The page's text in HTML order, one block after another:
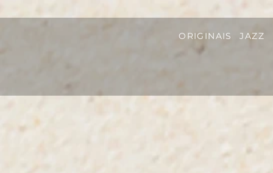
ORIGINAIS JAZZ